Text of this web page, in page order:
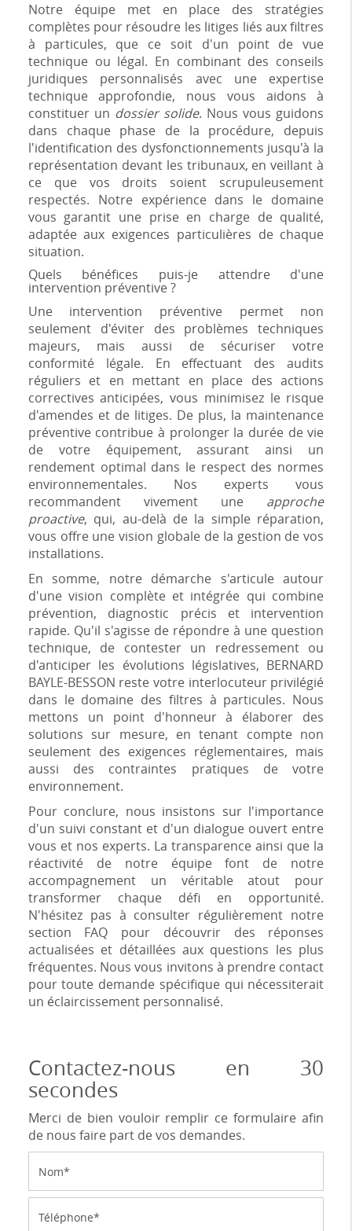
Notre équipe met en place des stratégies
complètes pour résoudre les litiges liés aux filtres
à particules, que ce soit d'un point de vue
technique ou légal. En combinant des conseils
juridiques personnalisés avec une expertise
technique approfondie, nous vous aidons à
constituer un dossier solide. Nous vous guidons
dans chaque phase de la procédure, depuis
l'identification des dysfonctionnements jusqu'à la
représentation devant les tribunaux, en veillant à
ce que vos droits soient scrupuleusement
respectés. Notre expérience dans le domaine
vous garantit une prise en charge de qualité,
adaptée aux exigences particulières de chaque
situation.
Quels bénéfices puis-je attendre d'une
intervention préventive ?
Une intervention préventive permet non
seulement d'éviter des problèmes techniques
majeurs, mais aussi de sécuriser votre
conformité légale. En effectuant des audits
réguliers et en mettant en place des actions
correctives anticipées, vous minimisez le risque
d'amendes et de litiges. De plus, la maintenance
préventive contribue à prolonger la durée de vie
de votre équipement, assurant ainsi un
rendement optimal dans le respect des normes
environnementales. Nos experts vous
recommandent vivement une approche
proactive, qui, au-delà de la simple réparation,
vous offre une vision globale de la gestion de vos
installations.
En somme, notre démarche s'articule autour
d'une vision complète et intégrée qui combine
prévention, diagnostic précis et intervention
rapide. Qu'il s'agisse de répondre à une question
technique, de contester un redressement ou
d'anticiper les évolutions législatives, BERNARD
BAYLE-BESSON reste votre interlocuteur privilégié
dans le domaine des filtres à particules. Nous
mettons un point d'honneur à élaborer des
solutions sur mesure, en tenant compte non
seulement des exigences réglementaires, mais
aussi des contraintes pratiques de votre
environnement.
Pour conclure, nous insistons sur l'importance
d'un suivi constant et d'un dialogue ouvert entre
vous et nos experts. La transparence ainsi que la
réactivité de notre équipe font de notre
accompagnement un véritable atout pour
transformer chaque défi en opportunité.
N'hésitez pas à consulter régulièrement notre
section FAQ pour découvrir des réponses
actualisées et détaillées aux questions les plus
fréquentes. Nous vous invitons à prendre contact
pour toute demande spécifique qui nécessiterait
un éclaircissement personnalisé.
Contactez-nous en 30
secondes
Merci de bien vouloir remplir ce formulaire afin
de nous faire part de vos demandes.